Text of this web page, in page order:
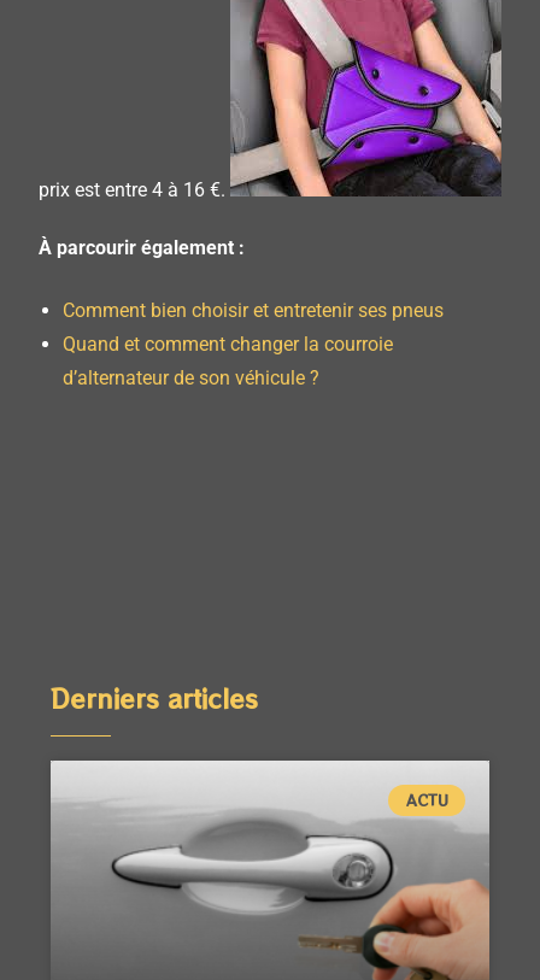
prix est entre 4 à 16 €.
À parcourir également :
Comment bien choisir et entretenir ses pneus
Quand et comment changer la courroie
d’alternateur de son véhicule ?
Derniers articles
ACTU